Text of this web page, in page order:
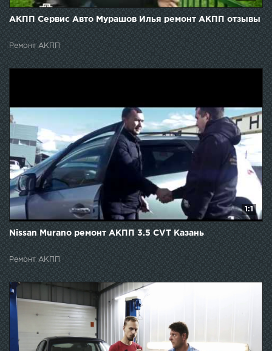
АКПП Сервис Авто Мурашов Илья ремонт АКПП отзывы
Ремонт АКПП
1:1
Nissan Murano ремонт АКПП 3.5 CVT Казань
Ремонт АКПП